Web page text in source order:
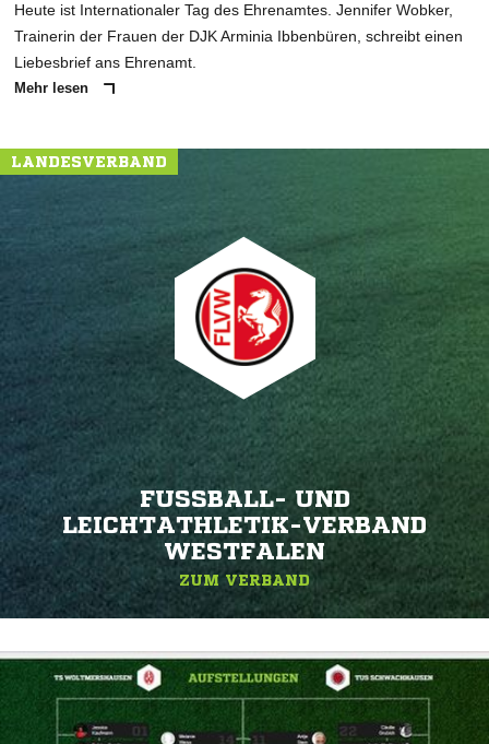
Heute ist Internationaler Tag des Ehrenamtes. Jennifer Wobker,
Trainerin der Frauen der DJK Arminia Ibbenbüren, schreibt einen
Liebesbrief ans Ehrenamt.
Mehr lesen
LANDESVERBAND
FUSSBALL- UND L
EICHTATHLETIK-VERBAND W
ESTFALEN
ZUM VERBAND